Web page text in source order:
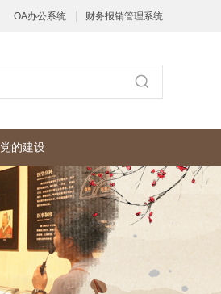
OA办公系统 财务报销管理系统
党的建设